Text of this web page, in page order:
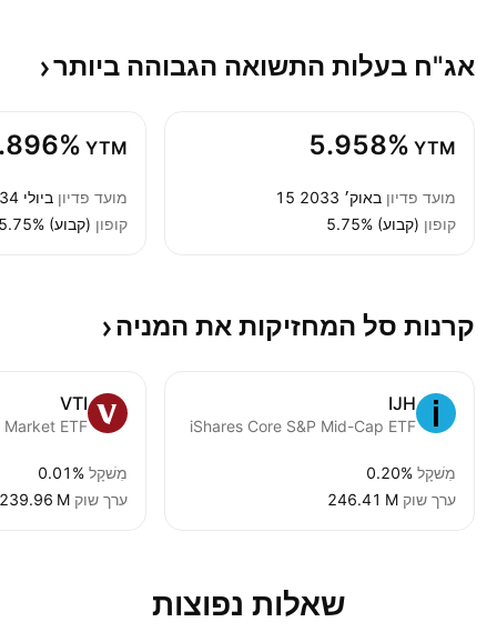
אג"ח בעלות התשואה הגבוהה ביותר
5.958% YTM
מועד פדיון 15 באוק׳ 2033
קופון 5.75% (קבוע)
YTM
מועד פדיון 1 ביולי 2034
קופון 5.75% (קבוע)
קרנות סל המחזיקות את המניה
IJH
iShares Core S&P Mid-Cap ETF
מִשׁקָל 0.20%
ערך שוק ‪246.41 M‬
VTI
מִשׁקָל 0.01%
ערך שוק ‪239.96 M‬
שאלות נפוצות